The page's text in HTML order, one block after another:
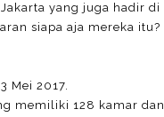
yang juga hadir di
siapa aja mereka itu?
Mei 2017.
memiliki 128 kamar dan